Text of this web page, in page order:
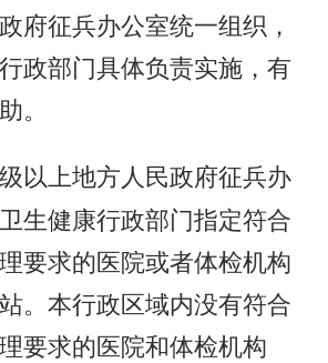
府征兵办公室统一组织，
政部门具体负责实施，有
。
以上地方人民政府征兵办
生健康行政部门指定符合
要求的医院或者体检机构
。本行政区域内没有符合
要求的医院和体检机构